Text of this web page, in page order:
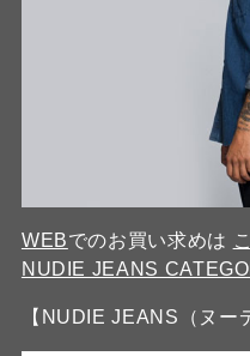
WEBでのお買い求めは
NUDIE JEANS
【NUDIE JEANS（ヌー